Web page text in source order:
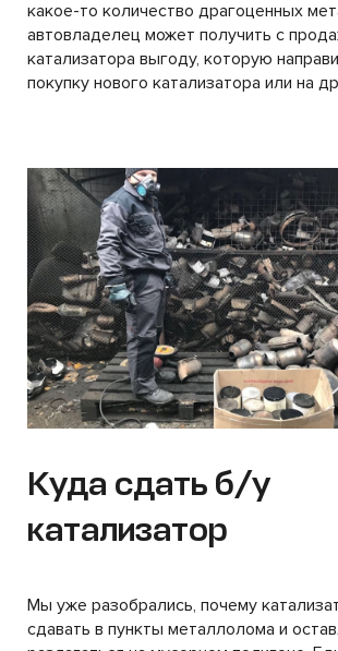
какое-то количество драгоценных
автовладелец может получить с
катализатора выгоду, которую
покупку нового катализатора или на
Куда сдать б/у
катализатор
Мы уже разобрались, почему
сдавать в пункты металлолома и